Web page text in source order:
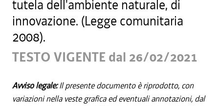
tutela dell'ambiente naturale, di
innovazione. (Legge comunitaria
2008).
TESTO VIGENTE dal 26/02/2021
Avviso legale:Il presente documento è riprodotto, con
variazioni nella veste grafica ed eventuali annotazioni, dal